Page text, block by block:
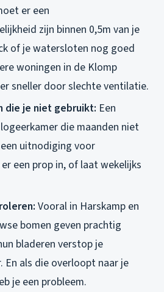
er een
zijn binnen 0,5m van je
of je watersloten nog goed
woningen in de Klomp
sneller door slechte ventilatie.
die je niet gebruikt: Een
die maanden niet
uitnodiging voor
een prop in, of laat wekelijks
Vooral in Harskamp en
bomen geven prachtig
bladeren verstop je
En als die overloopt naar je
je een probleem.